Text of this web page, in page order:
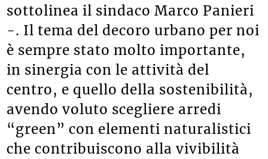
sottolinea il sindaco Marco Panieri
-. Il tema del decoro urbano per noi
è sempre stato molto importante,
in sinergia con le attività del
centro, e quello della sostenibilità,
avendo voluto scegliere arredi
“green” con elementi naturalistici
che contribuiscono alla vivibilità